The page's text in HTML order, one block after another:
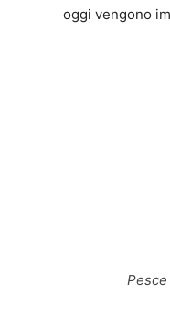
oggi vengono